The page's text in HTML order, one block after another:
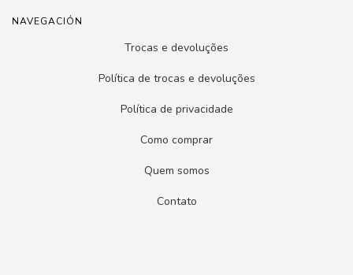
NAVEGACIÓN
Trocas e devoluções
Política de trocas e devoluções
Política de privacidade
Como comprar
Quem somos
Contato